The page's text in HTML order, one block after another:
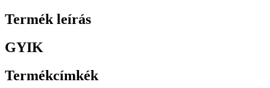
Termék leírás
GYIK
Termékcímkék